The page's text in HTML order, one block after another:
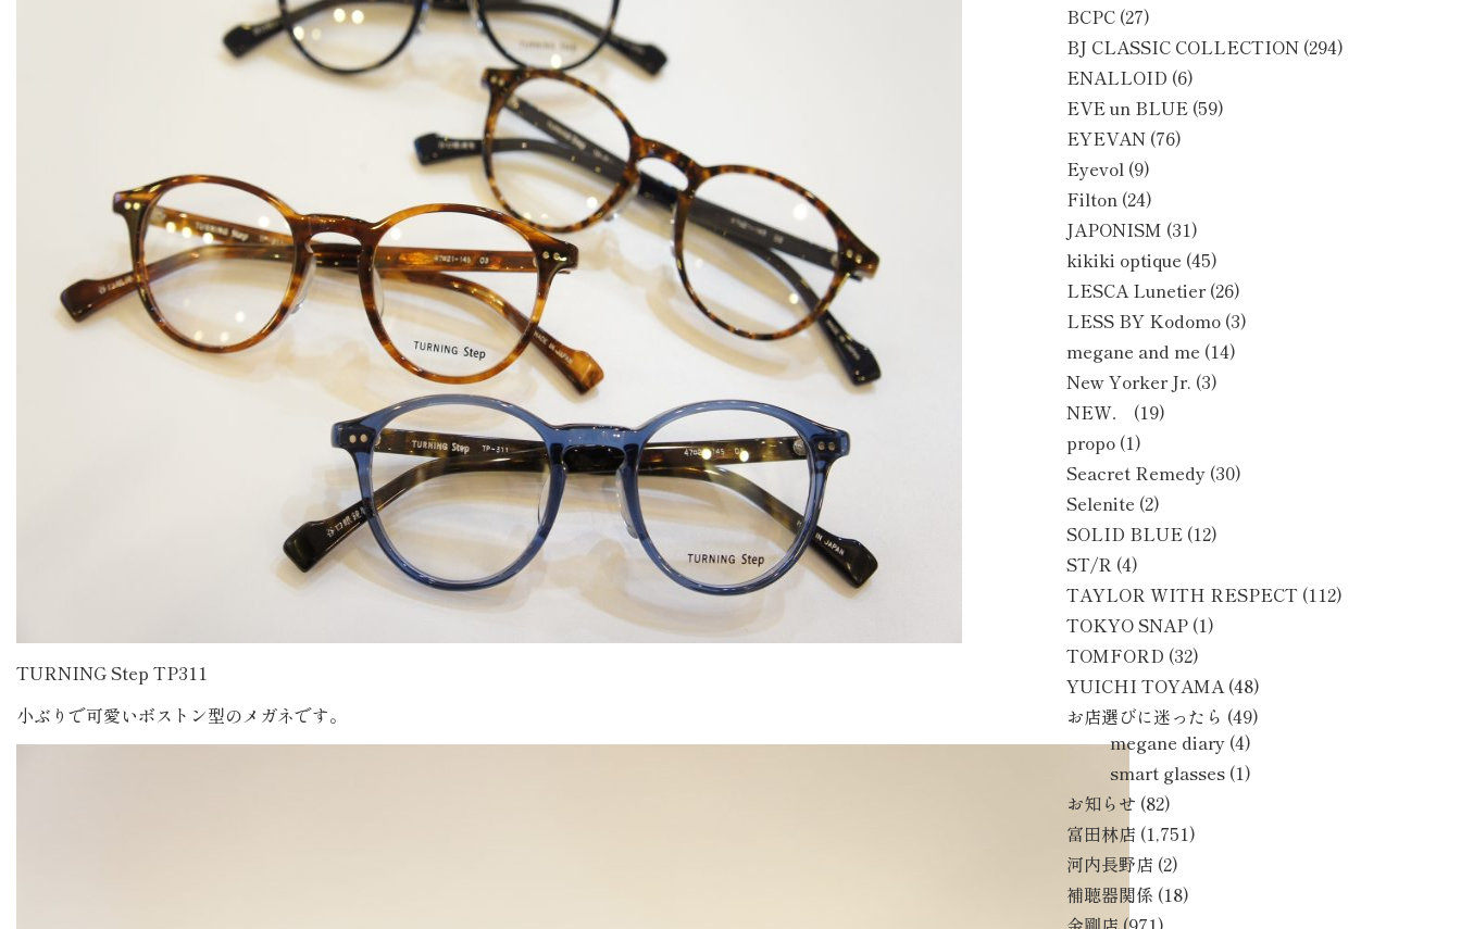
TURNING Step TP311
小ぶりで可愛いボストン型のメガネです。
BCPC (27)
BJ CLASSIC COLLECTION (294)
ENALLOID (6)
EVE un BLUE (59)
EYEVAN (76)
Eyevol (9)
Filton (24)
JAPONISM (31)
kikiki optique (45)
LESCA Lunetier(26)
LESS BY Kodomo (3)
megane and me (14)
New Yorker Jr. (3)
NEW．
(19)
propo (1)
Seacret Remedy (30)
Selenite (2)
SOLID BLUE (12)
ST/R (4)
TAYLOR WITH RESPECT (112)
TOKYO SNAP (1)
TOMFORD (32)
YUICHI TOYAMA(48)
お店選びに迷ったら (49)
megane diary (4)
smart glasses (1)
お知らせ (82)
富田林店 (1,751)
河内長野店 (2)
補聴器関係 (18)